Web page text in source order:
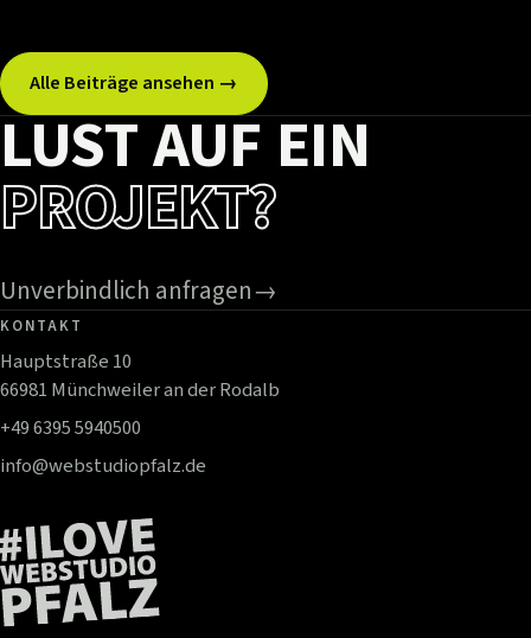
Alle Beiträge ansehen →
LUST AUF EIN
PROJEKT?
Unverbindlich anfragen→
KONTAKT
Hauptstraße 10
66981 Münchweiler an der Rodalb
+49 6395 5940500
info@webstudiopfalz.de